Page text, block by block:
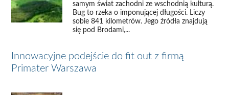
samym świat zachodni ze wschodnią kulturą.
Bug to rzeka o imponującej długości. Liczy
sobie 841 kilometrów. Jego źródła znajdują
się pod Brodami,...
Innowacyjne podejście do fit out z firmą
Primater Warszawa